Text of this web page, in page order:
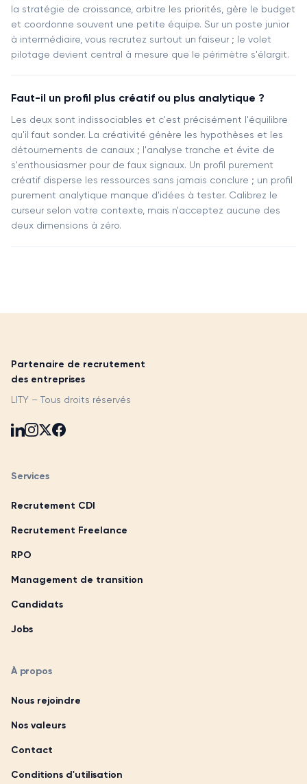
la stratégie de croissance, arbitre les priorités, gère le budget
et coordonne souvent une petite équipe. Sur un poste junior
à intermédiaire, vous recrutez surtout un faiseur ; le volet
pilotage devient central à mesure que le périmètre s'élargit.
Faut-il un profil plus créatif ou plus analytique ?
Les deux sont indissociables et c'est précisément l'équilibre
qu'il faut sonder. La créativité génère les hypothèses et les
détournements de canaux ; l'analyse tranche et évite de
s'enthousiasmer pour de faux signaux. Un profil purement
créatif disperse les ressources sans jamais conclure ; un profil
purement analytique manque d'idées à tester. Calibrez le
curseur selon votre contexte, mais n'acceptez aucune des
deux dimensions à zéro.
Partenaire de recrutement
des entreprises
LITY – Tous droits réservés
Services
Recrutement CDI
Recrutement Freelance
RPO
Management de transition
Candidats
Jobs
À propos
Nous rejoindre
Nos valeurs
Contact
Conditions d'utilisation